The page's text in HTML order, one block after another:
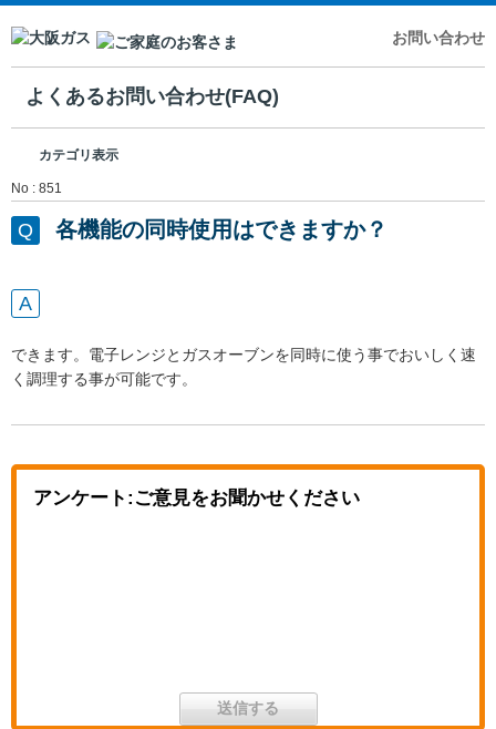
お問い合わせ
よくあるお問い合わせ(FAQ)
カテゴリ表示
No : 851
各機能の同時使用はできますか？
できます。電子レンジとガスオーブンを同時に使う事でおいしく速
く調理する事が可能です。
アンケート:ご意見をお聞かせください